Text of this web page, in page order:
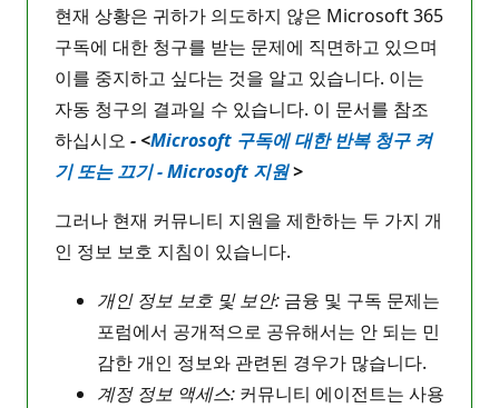
현재 상황은 귀하가 의도하지 않은 Microsoft 365
구독에 대한 청구를 받는 문제에 직면하고 있으며
이를 중지하고 싶다는 것을 알고 있습니다. 이는
자동 청구의 결과일 수 있습니다. 이 문서를 참조
하십시오 - <Microsoft 구독에 대한 반복 청구 켜
기 또는 끄기 - Microsoft 지원>
그러나 현재 커뮤니티 지원을 제한하는 두 가지 개
인 정보 보호 지침이 있습니다.
개인 정보 보호 및 보안: 금융 및 구독 문제는
포럼에서 공개적으로 공유해서는 안 되는 민
감한 개인 정보와 관련된 경우가 많습니다.
계정 정보 액세스: 커뮤니티 에이전트는 사용